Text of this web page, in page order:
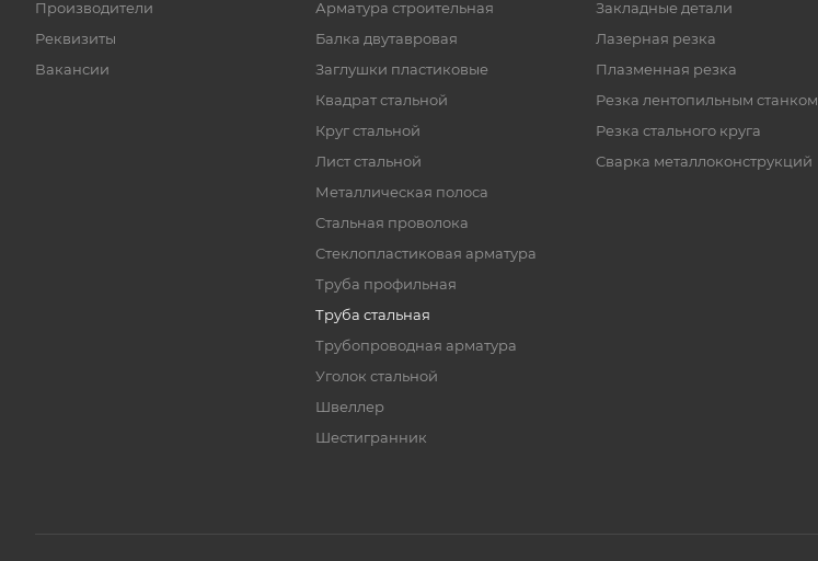
Производители
Реквизиты
Вакансии
Арматура строительная
Балка двутавровая
Заглушки пластиковые
Квадрат стальной
Круг стальной
Лист стальной
Металлическая полоса
Стальная проволока
Стеклопластиковая арматура
Труба профильная
Труба стальная
Трубопроводная арматура
Уголок стальной
Швеллер
Шестигранник
Закладные детали
Лазерная резка
Плазменная резка
Резка лентопильным станком
Резка стального круга
Сварка металлоконструкций